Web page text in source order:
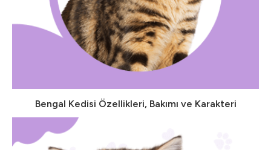
Bengal Kedisi Özellikleri, Bakımı ve Karakteri